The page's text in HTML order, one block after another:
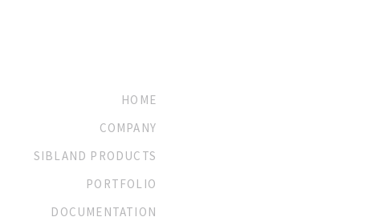
HOME
COMPANY
SIBLAND PRODUCTS
PORTFOLIO
DOCUMENTATION